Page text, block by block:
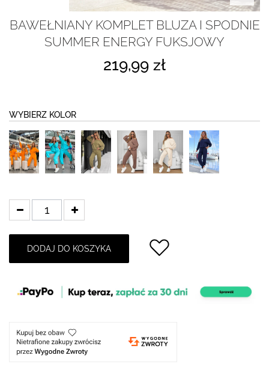
BAWEŁNIANY KOMPLET BLUZA I SPODNIE
SUMMER ENERGY FUKSJOWY
219,99 zł
WYBIERZ KOLOR
DODAJ DO KOSZYKA